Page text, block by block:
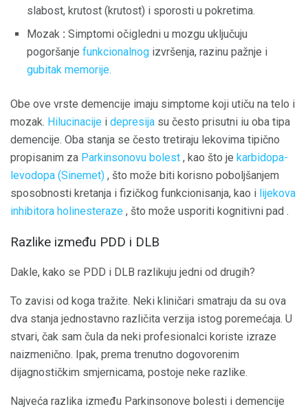
slabost, krutost (krutost) i sporosti u pokretima.
Mozak : Simptomi očigledni u mozgu uključuju
pogoršanje funkcionalnog izvršenja, razinu pažnje i
gubitak memorije.
Obe ove vrste demencije imaju simptome koji utiču na telo i
mozak. Hilucinacije i depresija su često prisutni iu oba tipa
demencije. Oba stanja se često tretiraju lekovima tipično
propisanim za Parkinsonovu bolest , kao što je karbidopa-
levodopa (Sinemet) , što može biti korisno poboljšanjem
sposobnosti kretanja i fizičkog funkcionisanja, kao i lijekova
inhibitora holinesteraze , što može usporiti kognitivni pad .
Razlike između PDD i DLB
Dakle, kako se PDD i DLB razlikuju jedni od drugih?
To zavisi od koga tražite. Neki kliničari smatraju da su ova
dva stanja jednostavno različita verzija istog poremećaja. U
stvari, čak sam čula da neki profesionalci koriste izraze
naizmenično. Ipak, prema trenutno dogovorenim
dijagnostičkim smjernicama, postoje neke razlike.
Najveća razlika između Parkinsonove bolesti i demencije